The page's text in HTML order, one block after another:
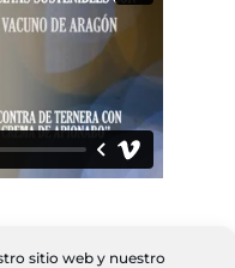
sitio web y nuestro